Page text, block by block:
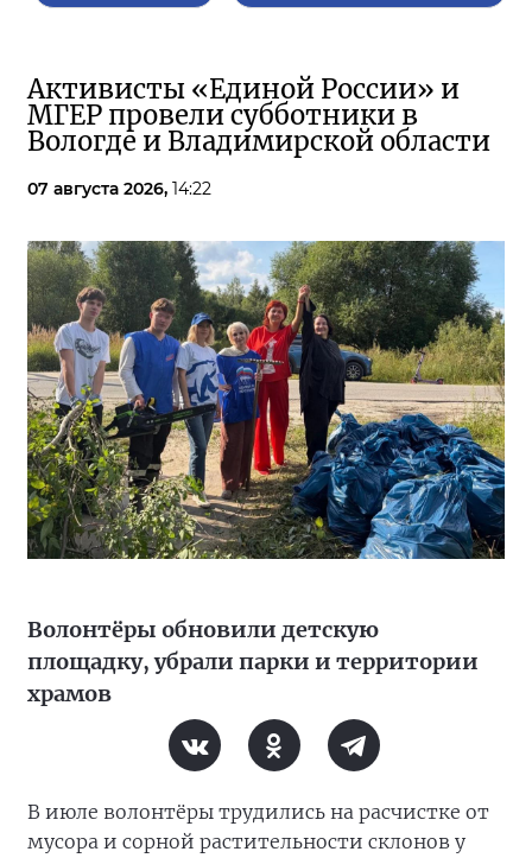
Активисты «Единой России» и
МГЕР провели субботники в
Вологде и Владимирской области
07 августа 2026, 14:22
Волонтёры обновили детскую
площадку, убрали парки и территории
храмов
В июле волонтёры трудились на расчистке от
мусора и сорной растительности склонов у